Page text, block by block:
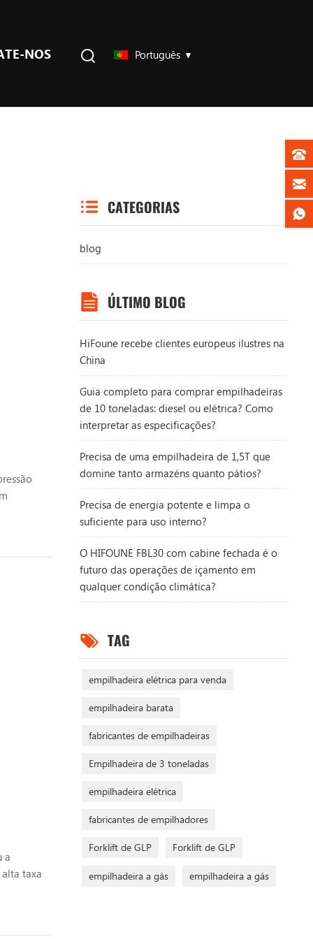
NOS Português
a
taxa
CATEGORIAS
blog
ÚLTIMO BLOG
HiFoune recebe clientes europeus ilustres na
China
Guia completo para comprar empilhadeiras
de 10 toneladas: diesel ou elétrica? Como
interpretar as especificações?
Precisa de uma empilhadeira de 1,5T que
domine tanto armazéns quanto pátios?
Precisa de energia potente e limpa o
suficiente para uso interno?
O HIFOUNE FBL30 com cabine fechada é o
futuro das operações de içamento em
qualquer condição climática?
TAG
empilhadeira elétrica para venda
empilhadeira barata
fabricantes de empilhadeiras
Empilhadeira de 3 toneladas
empilhadeira elétrica
fabricantes de empilhadores
Forklift de GLP Forklift de GLP
empilhadeira a gás empilhadeira a gás